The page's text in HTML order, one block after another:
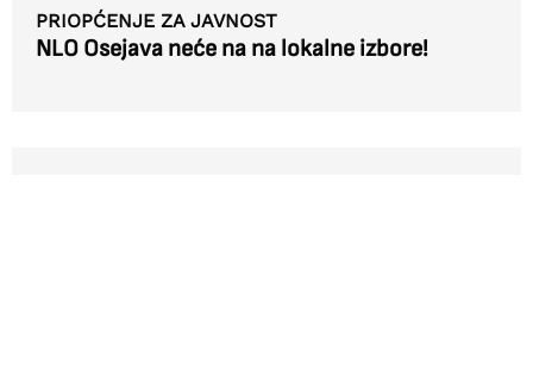
PRIOPĆENJE ZA JAVNOST
NLO Osejava neće na na lokalne izbore!